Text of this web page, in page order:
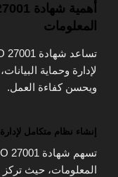
المعلومات
لإدارة وحماية
ويحسن كفاءة العمل.
إنشاء نظام متكامل
المعلومات، حيث